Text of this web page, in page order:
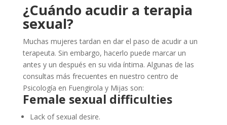
¿Cuándo acudir a terapia
sexual?
Muchas mujeres tardan en dar el paso de acudir a un
terapeuta. Sin embargo, hacerlo puede marcar un
antes y un después en su vida íntima. Algunas de las
consultas más frecuentes en nuestro centro de
Psicología en Fuengirola y Mijas son:
Female sexual difficulties
Lack of sexual desire.